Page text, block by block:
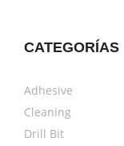
CATEGORÍAS
Adhesive
Cleaning
Drill Bit